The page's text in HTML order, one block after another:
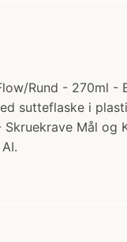
Rund - 270ml
sutteflaske i
Mål og